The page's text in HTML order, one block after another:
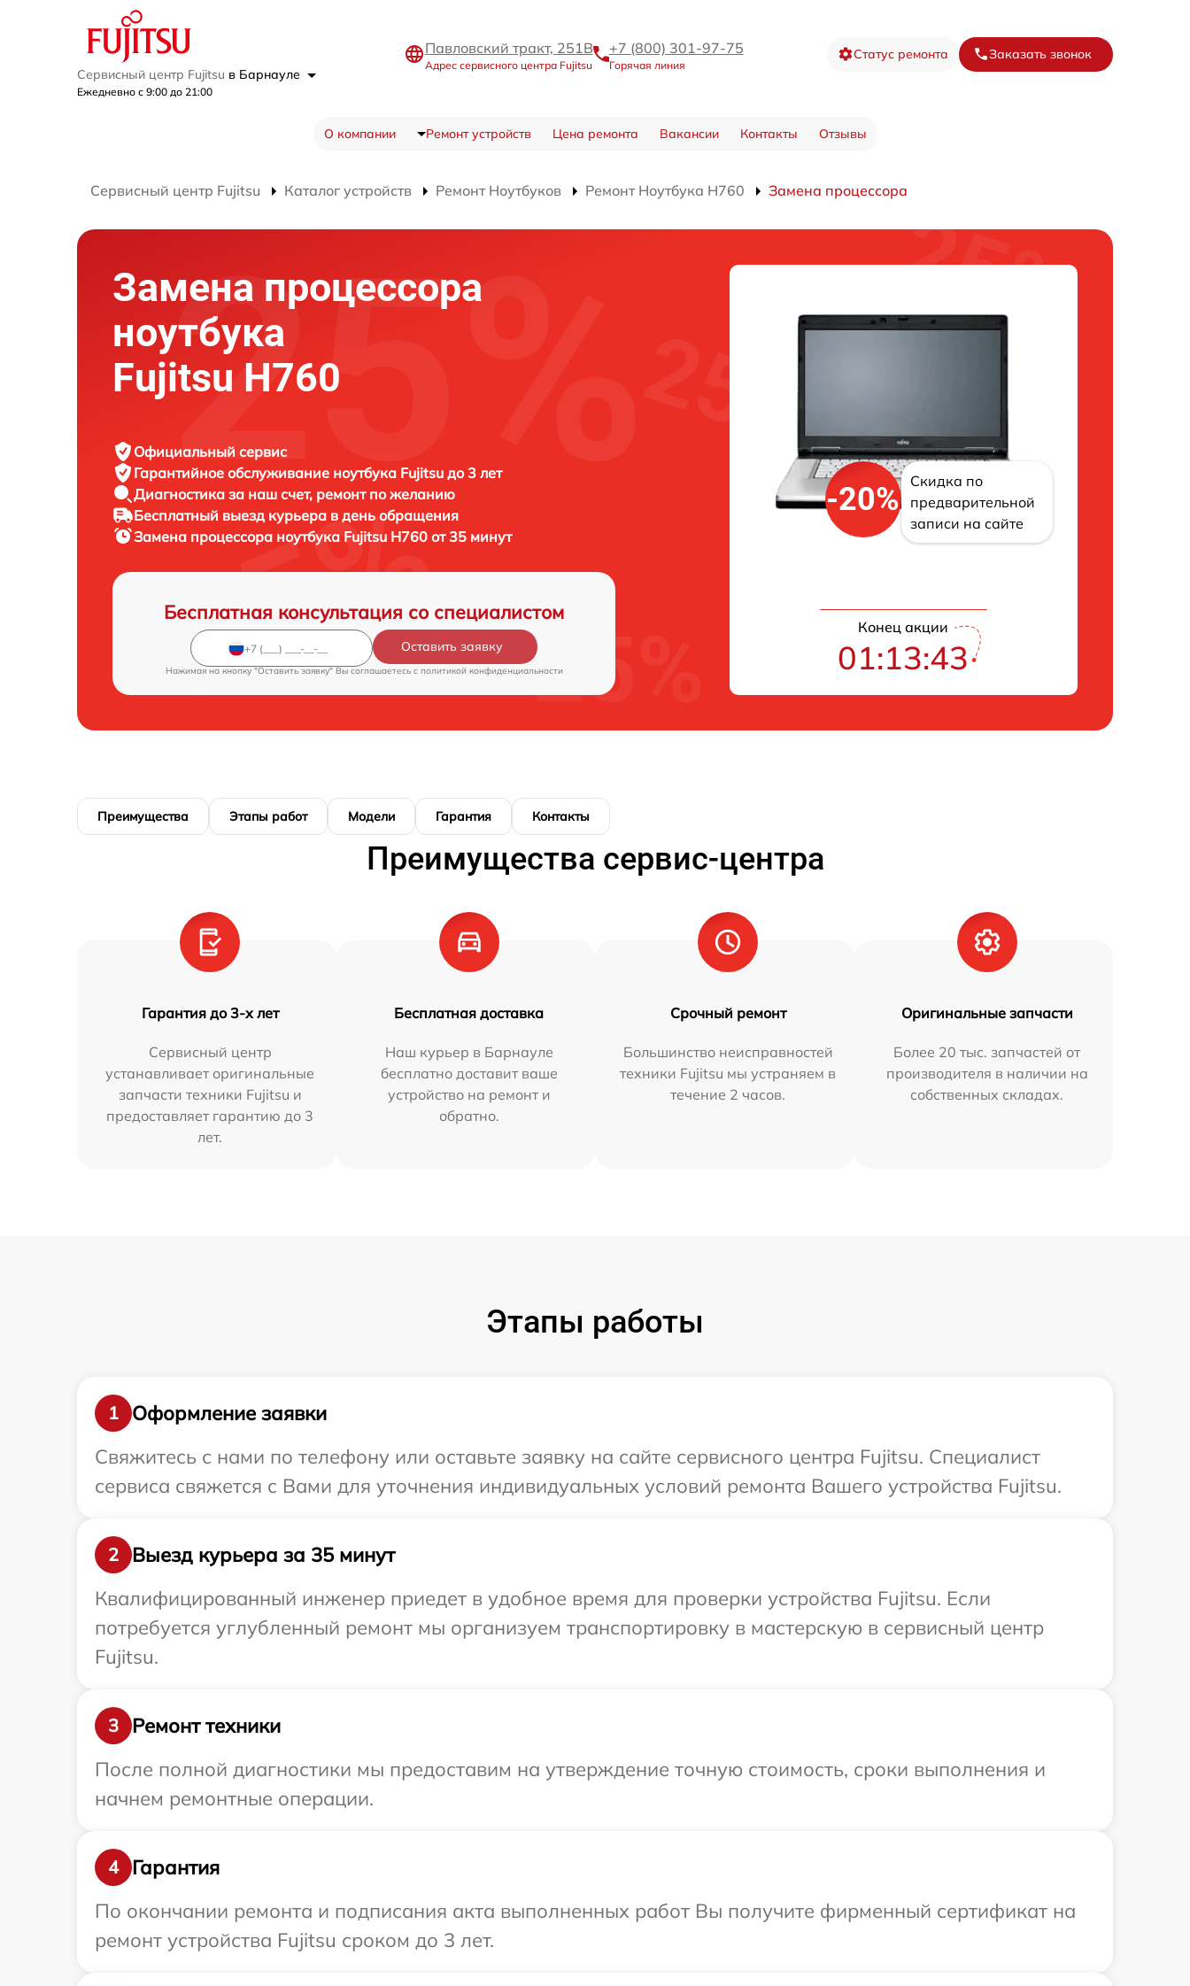
Сервисный центр Fujitsu в Барнауле
Ежедневно с 9:00 до 21:00
Павловский тракт, 251В
Адрес сервисного центра Fujitsu
+7 (800) 301-97-75
Горячая линия
Статус ремонта Заказать звонок
О компании Ремонт устройств Цена ремонта Вакансии Контакты Отзывы
Сервисный центр Fujitsu Каталог устройств Ремонт Ноутбуков Ремонт Ноутбука H760 Замена процессора
Замена процессора
ноутбука
Fujitsu H760
Официальный сервис
Гарантийное обслуживание ноутбука Fujitsu до 3 лет
Диагностика за наш счет, ремонт по желанию
Бесплатный выезд курьера в день обращения
Замена процессора ноутбука Fujitsu H760 от 35 минут
Бесплатная консультация со специалистом
Оставить заявку
Нажимая на кнопку "Оставить заявку" Вы соглашаетесь c политикой конфиденциальности
-20%
Скидка по
предварительной
записи на сайте
Конец акции
01:13:42
Преимущества Этапы работ Модели Гарантия Контакты
Преимущества сервис-центра
Гарантия до 3-х лет
Сервисный центр
устанавливает оригинальные
запчасти техники Fujitsu и
предоставляет гарантию до 3
лет.
Бесплатная доставка
Наш курьер в Барнауле
бесплатно доставит ваше
устройство на ремонт и
обратно.
Срочный ремонт
Большинство неисправностей
техники Fujitsu мы устраняем в
течение 2 часов.
Оригинальные запчасти
Более 20 тыс. запчастей от
производителя в наличии на
собственных складах.
Этапы работы
1
Оформление заявки
Свяжитесь с нами по телефону или оставьте заявку на сайте сервисного центра Fujitsu. Специалист
сервиса свяжется с Вами для уточнения индивидуальных условий ремонта Вашего устройства Fujitsu.
2
Выезд курьера за 35 минут
Квалифицированный инженер приедет в удобное время для проверки устройства Fujitsu. Если
потребуется углубленный ремонт мы организуем транспортировку в мастерскую в сервисный центр
Fujitsu.
3
Ремонт техники
После полной диагностики мы предоставим на утверждение точную стоимость, сроки выполнения и
начнем ремонтные операции.
4
Гарантия
По окончании ремонта и подписания акта выполненных работ Вы получите фирменный сертификат на
ремонт устройства Fujitsu сроком до 3 лет.